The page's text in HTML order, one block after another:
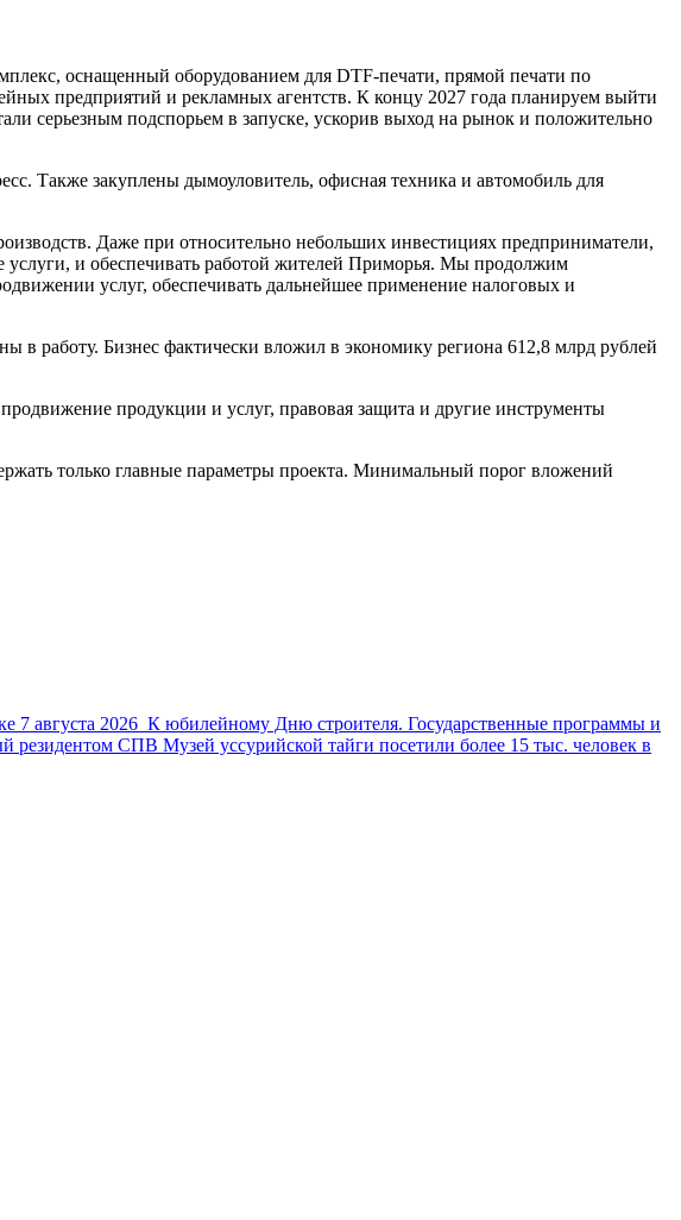
оснащенный оборудованием для DTF-печати, прямой печати по
предприятий и рекламных агентств. К концу 2027 года планируем выйти
серьезным подспорьем в запуске, ускорив выход на рынок и положительно
Также закуплены дымоуловитель, офисная техника и автомобиль для
Даже при относительно небольших инвестициях предприниматели,
услуги, и обеспечивать работой жителей Приморья. Мы продолжим
услуг, обеспечивать дальнейшее применение налоговых и
работу. Бизнес фактически вложил в экономику региона 612,8 млрд рублей
продукции и услуг, правовая защита и другие инструменты
только главные параметры проекта. Минимальный порог вложений
7 августа 2026 К юбилейному Дню строителя. Государственные программы и
резидентом СПВ Музей уссурийской тайги посетили более 15 тыс. человек в